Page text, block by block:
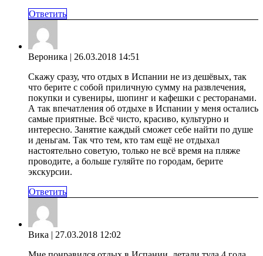
Ответить
Вероника
| 26.03.2018 14:51
Скажу сразу, что отдых в Испании не из дешёвых, так
что берите с собой приличную сумму на развлечения,
покупки и сувениры, шопинг и кафешки с ресторанами.
А так впечатления об отдыхе в Испании у меня остались
самые приятные. Всё чисто, красиво, культурно и
интересно. Занятие каждый сможет себе найти по душе
и деньгам. Так что тем, кто там ещё не отдыхал
настоятельно советую, только не всё время на пляже
проводите, а больше гуляйте по городам, берите
экскурсии.
Ответить
Вика
| 27.03.2018 12:02